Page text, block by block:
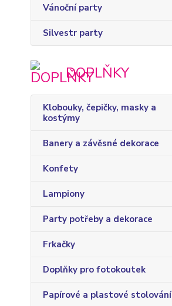
Vánoční party
Silvestr party
DOPLŇKY
Klobouky, čepičky, masky a
kostýmy
Banery a závěsné dekorace
Konfety
Lampiony
Party potřeby a dekorace
Frkačky
Doplňky pro fotokoutek
Papírové a plastové stolování